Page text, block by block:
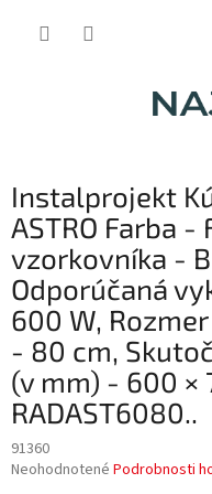
Instalprojekt
ASTRO Farba -
vzorkovníka -
Odporúčaná
600 W,
- 80 cm,
(v mm) - 600 ×
RADAST6080..
91360
Priemerné
Neohodnotené Podrobnosti